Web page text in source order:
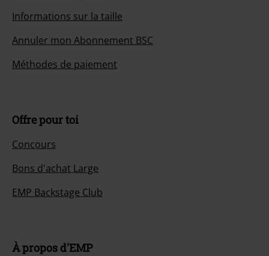
Informations sur la taille
Annuler mon Abonnement BSC
Méthodes de paiement
Offre pour toi
Concours
Bons d'achat Large
EMP Backstage Club
À propos d'EMP